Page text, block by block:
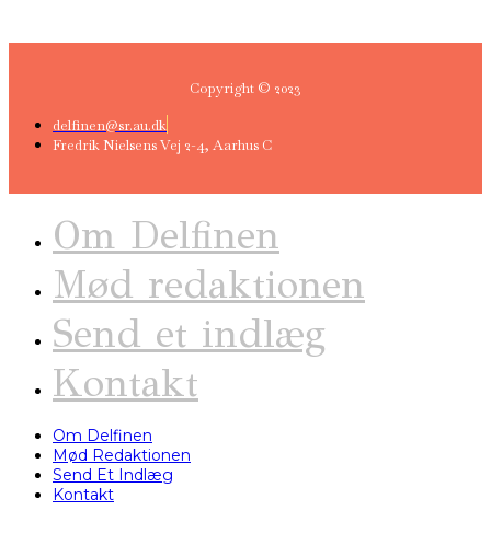
Copyright © 2023
delfinen@sr.au.dk
Fredrik Nielsens Vej 2-4, Aarhus C
Om Delfinen
Mød redaktionen
Send et indlæg
Kontakt
Om Delfinen
Mød Redaktionen
Send Et Indlæg
Kontakt